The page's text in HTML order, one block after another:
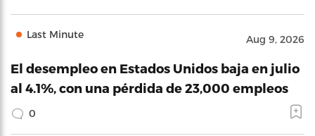
Last Minute Aug 9, 2026
El desempleo en Estados Unidos baja en julio
al 4.1%, con una pérdida de 23,000 empleos
0